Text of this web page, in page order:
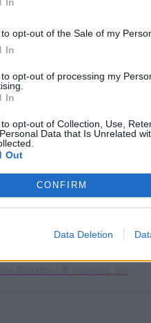
opt-out of the Sale of my
In
opt-out of processing my
In
opt-out of Collection, Use,
Data that Is Unrelated
Out
CONFIRM
Data Deletion